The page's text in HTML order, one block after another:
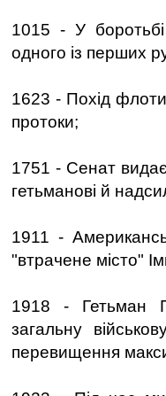
1015 - У
одного із перших
1623 - Похід
протоки;
1751 - Сенат видає
гетьманові й
1911 -
"втрачене місто"
1918 - Гетьман
загальну
перевищення